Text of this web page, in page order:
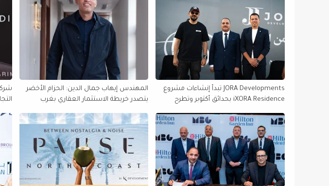
JORA Developments تبدأ إنشاءات مشروع
iXORA Residence بحدائق أكتوبر وتطرح
المهندس إيهاب جمال الدين: الحزام الأخضر
يتصدر خريطة الاستثمار العقاري بغرب